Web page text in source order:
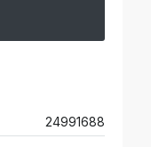
24991688